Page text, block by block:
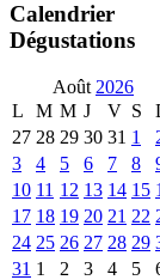
Calendrier
Dégustations
Août 2026
L
M M J V S
27 28 29 30 31 1
3
4 5 6 7 8
10 11 12 13 14 15
17 18 19 20 21 22
24 25 26 27 28 29
31 1 2 3 4 5